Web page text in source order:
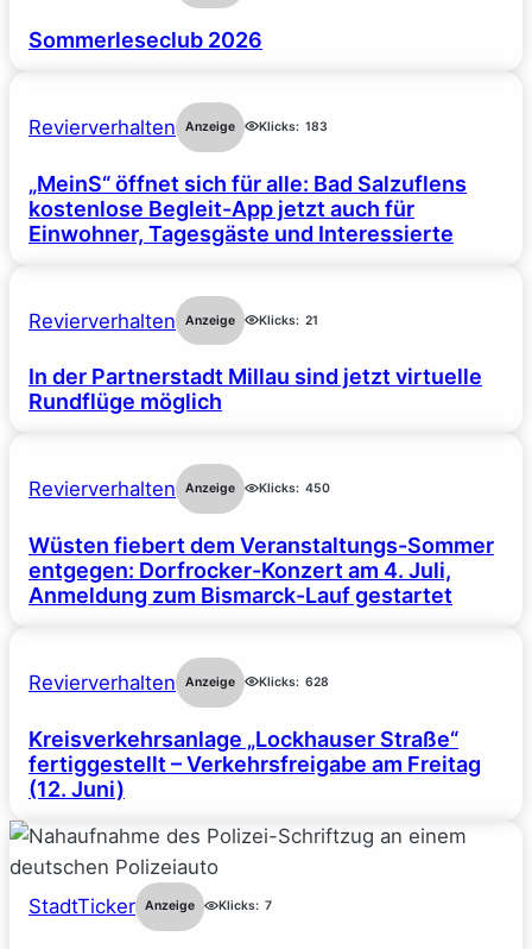
Sommerleseclub 2026
Revierverhalten Anzeige Klicks: 183
„MeinS“ öffnet sich für alle: Bad Salzuflens
kostenlose Begleit-App jetzt auch für
Einwohner, Tagesgäste und Interessierte
Revierverhalten Anzeige Klicks: 21
In der Partnerstadt Millau sind jetzt virtuelle
Rundflüge möglich
Revierverhalten Anzeige Klicks: 450
Wüsten fiebert dem Veranstaltungs-Sommer
entgegen: Dorfrocker-Konzert am 4. Juli,
Anmeldung zum Bismarck-Lauf gestartet
Revierverhalten Anzeige Klicks: 628
Kreisverkehrsanlage „Lockhauser Straße“
fertiggestellt – Verkehrsfreigabe am Freitag
(12. Juni)
StadtTicker Anzeige Klicks: 7